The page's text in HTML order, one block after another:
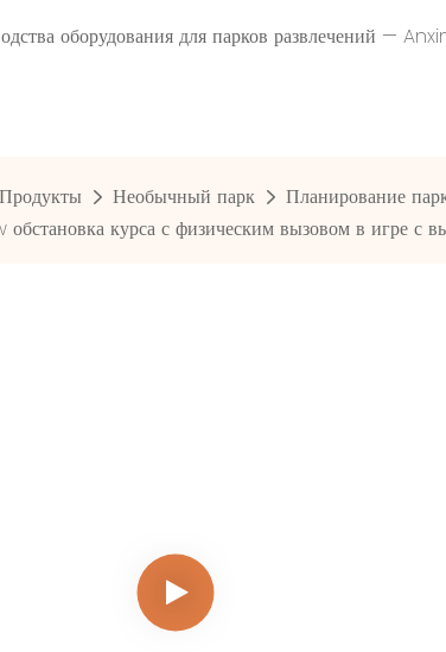
оборудования для парков развлечений —
Продукты Необычный парк
Планирование
курса с физическим вызовом в игре с